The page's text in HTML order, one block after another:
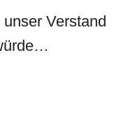
Verstand